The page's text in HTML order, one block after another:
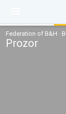
Federation of B&H ·
Prozor